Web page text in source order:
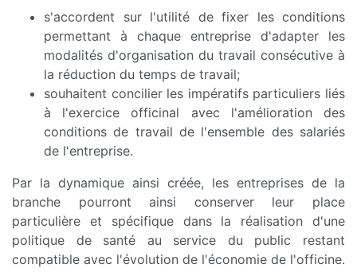
s'accordent sur l'utilité de fixer les conditions
permettant à chaque entreprise d'adapter les
modalités d'organisation du travail consécutive à
la réduction du temps de travail;
souhaitent concilier les impératifs particuliers liés
à l'exercice officinal avec l'amélioration des
conditions de travail de l'ensemble des salariés
de l'entreprise.
Par la dynamique ainsi créée, les entreprises de la
branche pourront ainsi conserver leur place
particulière et spécifique dans la réalisation d'une
politique de santé au service du public restant
compatible avec l'évolution de l'économie de l'officine.